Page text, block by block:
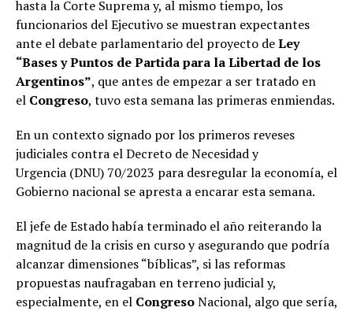
hasta la Corte Suprema y, al mismo tiempo, los
funcionarios del Ejecutivo se muestran expectantes
ante el debate parlamentario del proyecto deLey
“Bases y Puntos de Partida para la Libertad de los
Argentinos”, que antes de empezar a ser tratado en
el Congreso, tuvo esta semana las primeras enmiendas.
En un contexto signado por los primeros reveses
judiciales contra el Decreto de Necesidad y
Urgencia (DNU) 70/2023 para desregular la economía, el
Gobierno nacional se apresta a encarar esta semana.
El jefe de Estado había terminado el año reiterando la
magnitud de la crisis en curso y asegurando que podría
alcanzar dimensiones “bíblicas”, si las reformas
propuestas naufragaban en terreno judicial y,
especialmente, en el CongresoNacional, algo que sería,